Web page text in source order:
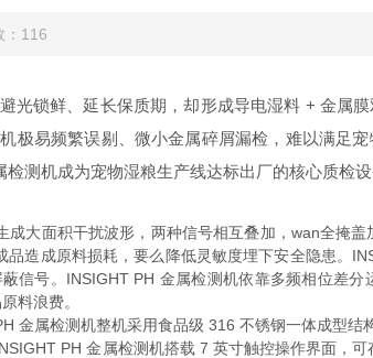
116
锁鲜、延长保质期，却形成导电湿料 + 金属
极易频繁误剔、微小金属碎屑漏检，难以满足
测机成为宠物湿粮生产线达标出厂的核心质检设
大面积干扰波形，两种信号相互叠加，wan全掩
造成原料损耗，要么降低灵敏度埋下安全隐患。
信号。INSIGHT PH 金属检测机依靠多频相位差分
料浪费。
金属检测机整机采用食品级 316 不锈钢一体成型结
PH 金属检测机搭载 7 英寸触控操作界面，可